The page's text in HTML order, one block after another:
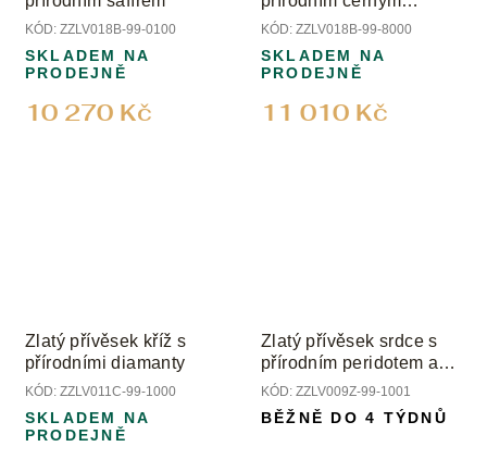
KÓD: ZZLV018B-99-0100
10 270 Kč
SKLADEM NA
PRODEJNĚ
diamantem
KÓD: ZZLV018B-99-8000
11 010 Kč
SKLADEM NA
PRODEJNĚ
Zlatý přívěsek kříž s
přírodními diamanty
KÓD: ZZLV011C-99-1000
SKLADEM NA
PRODEJNĚ
Zlatý přívěsek srdce s
přírodním peridotem a
diamanty
KÓD: ZZLV009Z-99-1001
BĚŽNĚ DO 4 TÝDNŮ